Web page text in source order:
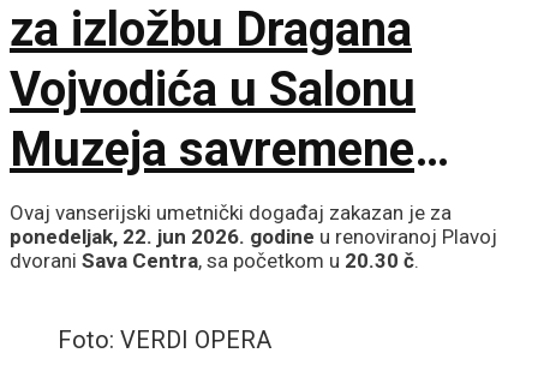
za izložbu Dragana
Vojvodića u Salonu
Muzeja savremene
umetnosti
Ovaj vanserijski umetnički događaj zakazan je za
ponedeljak, 22. jun 2026. godine u renoviranoj Plavoj
dvorani Sava Centra, sa početkom u 20.30 č.
Foto: VERDI OPERA